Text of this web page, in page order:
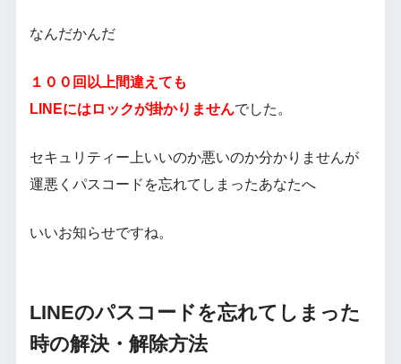
なんだかんだ
１００回以上間違えても
LINEにはロックが掛かりませんでした。
セキュリティー上いいのか悪いのか分かりませんが
運悪くパスコードを忘れてしまったあなたへ
いいお知らせですね。
LINEのパスコードを忘れてしまった
時の解決・解除方法